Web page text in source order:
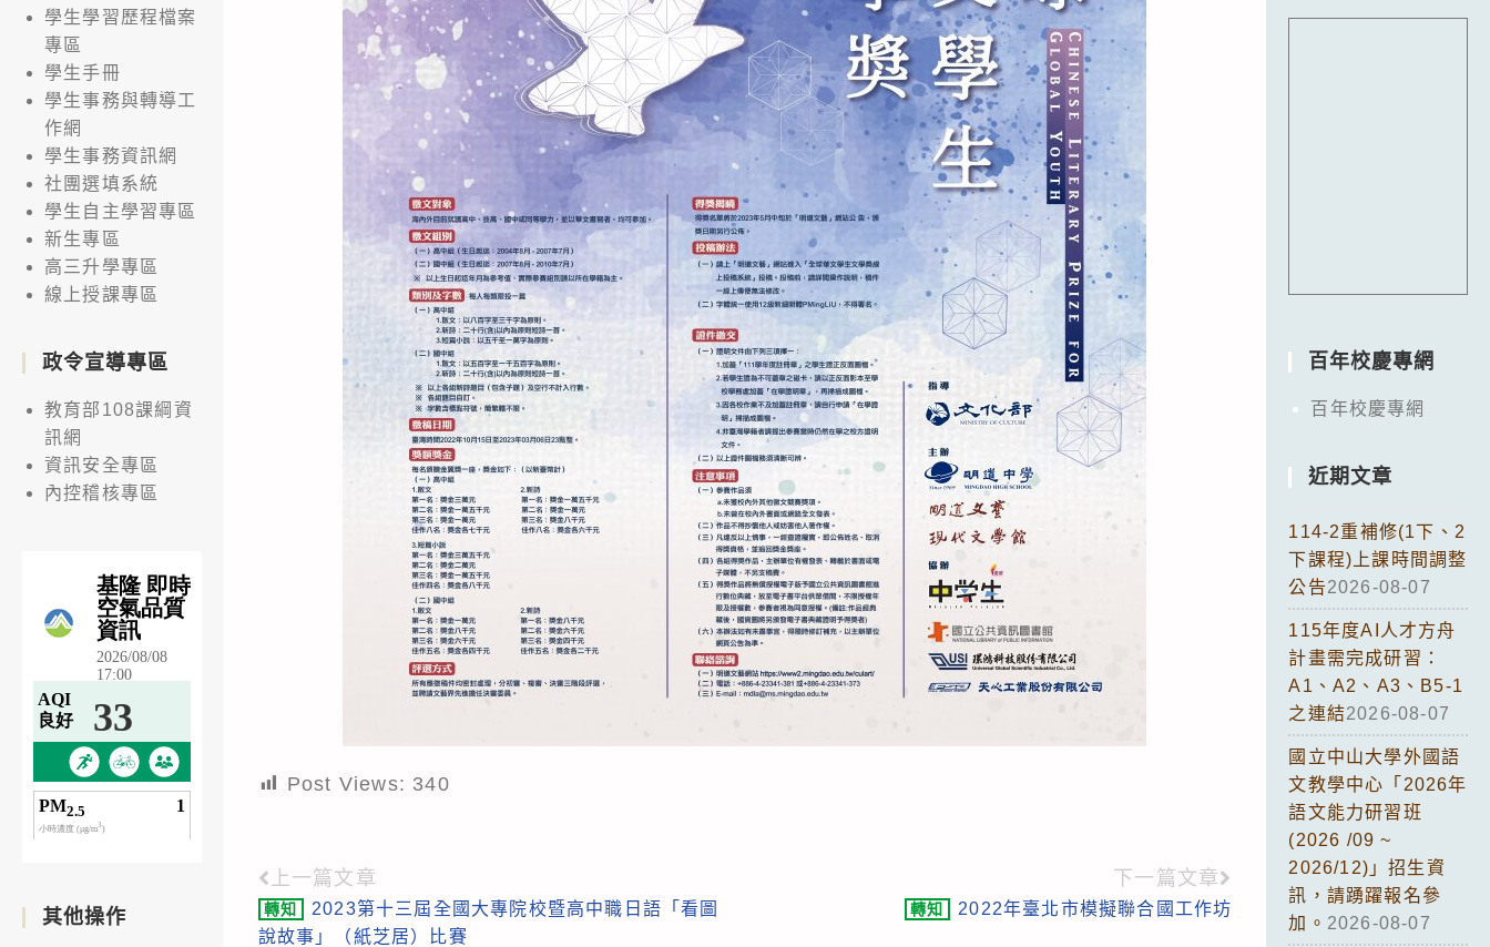
Post Views: 340
Read
more
上一篇文章
轉知
2023第十三屆全國大專院校暨高中職日語「看圖
說故事」（紙芝居）比賽
下一篇文章
轉知 2022年臺北市模擬聯合國工作坊
學生學習歷程檔案
專區
學生手冊
學生事務與轉導工
作網
學生事務資訊網
社團選填系統
學生自主學習專區
新生專區
高三升學專區
線上授課專區
政令宣導專區
教育部108課綱資
訊網
資訊安全專區
內控稽核專區
其他操作
百年校慶專網
百年校慶專網
近期文章
114-2重補修(1下、2
下課程)上課時間調整
公告2026-08-07
115年度AI人才方舟
計畫需完成研習：
A1、A2、A3、B5-1
之連結2026-08-07
國立中山大學外國語
文教學中心「2026年
語文能力研習班
(2026 /09 ~
2026/12)」招生資
訊，請踴躍報名參
加。 2026-08-07